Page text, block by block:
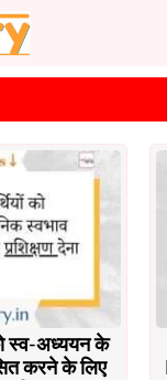
को स्व-अध्ययन के
करने के लिए